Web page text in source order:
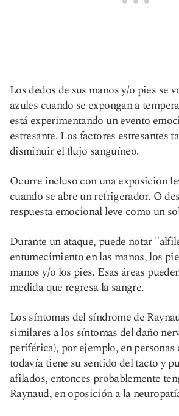
Los dedos de sus manos y/o pies se
azules cuando se expongan a
está experimentando un evento
estresante. Los factores estresantes
disminuir el flujo sanguíneo.
Ocurre incluso con una exposición
cuando se abre un refrigerador. O
respuesta emocional leve como un
Durante un ataque, puede notar
entumecimiento en las manos, los
manos y/o los pies. Esas áreas
medida que regresa la sangre.
Los síntomas del síndrome de
similares a los síntomas del daño
periférica), por ejemplo, en personas
todavía tiene su sentido del tacto y
afilados, entonces probablemente
Raynaud, en oposición a la